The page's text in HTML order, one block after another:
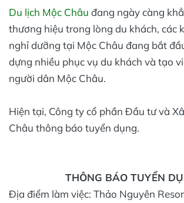
Du lịch Mộc Châu đang ngày càng
thương hiệu trong lòng du khách, các
nghỉ dưỡng tại Mộc Châu đang bắt
dựng nhiều phục vụ du khách và tạo
người dân Mộc Châu.
Hiện tại, Công ty cổ phần Đầu tư và
Châu thông báo tuyển dụng.
THÔNG BÁO TUYỂN
Địa điểm làm việc: Thảo Nguyên